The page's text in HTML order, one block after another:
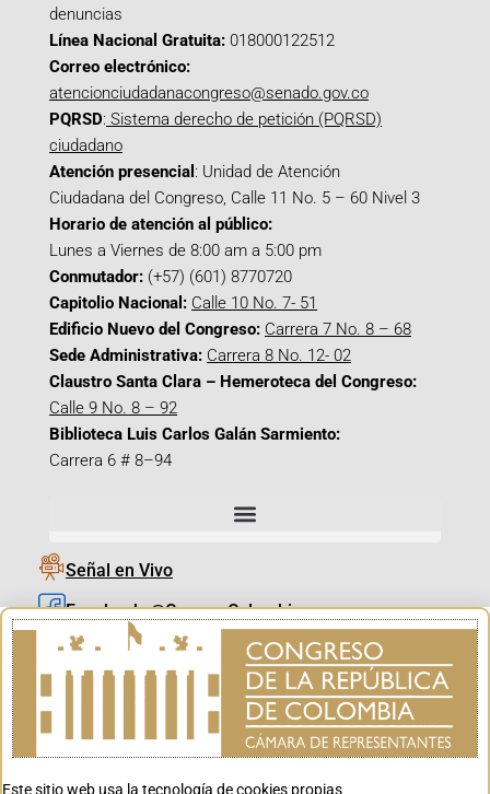
denuncias
Línea Nacional Gratuita: 018000122512
Correo electrónico:
atencionciudadanacongreso@senado.gov.co
PQRSD: Sistema derecho de petición (PQRSD)
ciudadano
Atención presencial : Unidad de Atención
Ciudadana del Congreso, Calle 11 No. 5 – 60 Nivel 3
Horario de atención al público:
Lunes a Viernes de 8:00 am a 5:00 pm
Conmutador: (+57) (601) 8770720
Capitolio Nacional: Calle 10 No. 7- 51
Edificio Nuevo del Congreso: Carrera 7 No. 8 – 68
Sede Administrativa: Carrera 8 No. 12- 02
Claustro Santa Clara – Hemeroteca del Congreso:
Calle 9 No. 8 – 92
Biblioteca Luis Carlos Galán Sarmiento:
Carrera 6 # 8–94
Señal en Vivo
Facebook_@CamaraColombia
Instagram_@CamaraColombia
X_@CamaraColombia
Youtube_@CamaraColombia
Este sitio web usa la tecnología de cookies propias